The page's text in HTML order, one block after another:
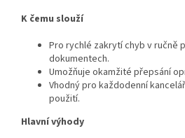
K čemu slouží
Pro rychlé zakrytí chyb v ručně
dokumentech.
Umožňuje okamžité přepsání
Vhodný pro každodenní
použití.
Hlavní výhody